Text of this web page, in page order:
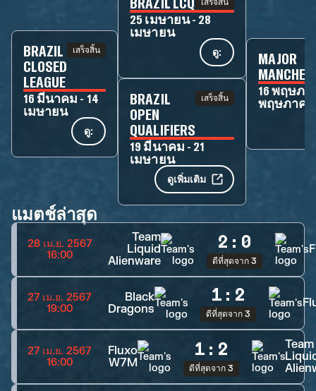
BRAZIL
CLOSED
LEAGUE
เสร็จสิ้น
16 มีนาคม - 14
เมษายน
ดู:
25 เมษายน - 28
เมษายน
ดู:
BRAZIL
OPEN
QUALIFIERS
เสร็จสิ้น
19 มีนาคม - 21
เมษายน
ดูเพิ่มเติม
MAJOR
16 พฤษภา
พฤษภาคม
แมตช์ล่าสุด
28 เม.ย. 2567
16:00
Team
Liquid
Alienware
2 : 0
ดีที่สุดจาก 3
27 เม.ย. 2567
19:00
Black
Dragons
1 : 2
ดีที่สุดจาก 3
27 เม.ย. 2567
16:00
Fluxo
W7M
1 : 2
ดีที่สุดจาก 3
Team